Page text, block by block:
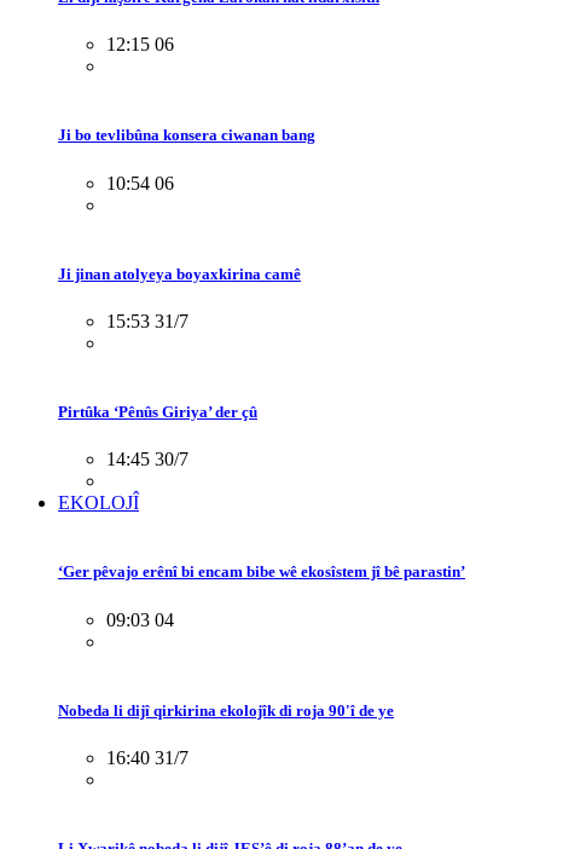
12:15 06
Ji bo tevlibûna konsera ciwanan bang
10:54 06
Ji jinan atolyeya boyaxkirina camê
15:53 31/7
Pirtûka ‘Pênûs Giriya’ der çû
14:45 30/7
EKOLOJÎ
‘Ger pêvajo erênî bi encam bibe wê ekosîstem jî bê parastin’
09:03 04
Nobeda li dijî qirkirina ekolojîk di roja 90'î de ye
16:40 31/7